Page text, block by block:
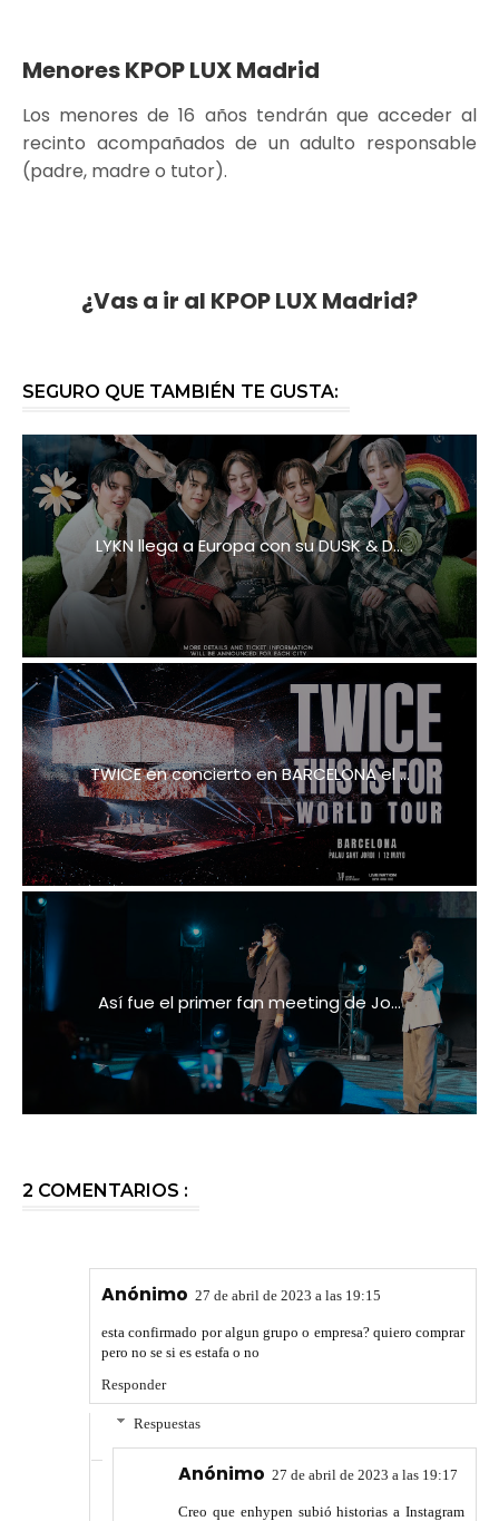
Menores KPOP LUX Madrid
Los menores de 16 años tendrán que acceder al
recinto acompañados de un adulto responsable
(padre, madre o tutor).
¿Vas a ir al KPOP LUX Madrid?
SEGURO QUE TAMBIÉN TE GUSTA:
LYKN llega a Europa con su DUSK & D...
TWICE en concierto en BARCELONA el ...
Así fue el primer fan meeting de Jo...
2 COMENTARIOS :
Anónimo 27 de abril de 2023 a las 19:15
esta confirmado por algun grupo o empresa? quiero comprar
pero no se si es estafa o no
Responder
Respuestas
Anónimo 27 de abril de 2023 a las 19:17
Creo que enhypen subió historias a Instagram